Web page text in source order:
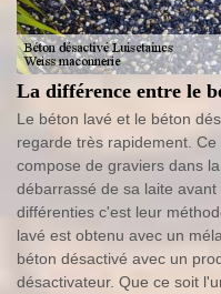
La différence entre le
Le béton lavé et le béton
regarde très rapidement.
compose de graviers dans
débarrassé de sa laite
différenties c'est leur
lavé est obtenu avec un
béton désactivé avec un
désactivateur. Que ce soit